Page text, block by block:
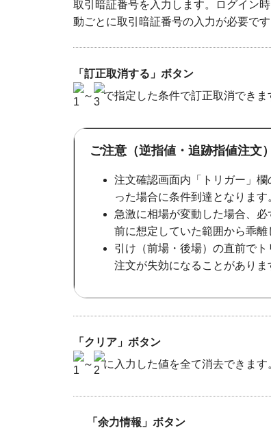
取引暗証番号を入力します。ログイン
動ごとに取引暗証番号の入力が必要です
「訂正取消する」ボタン
～
で指定した条件で訂正取消できま
ご注意（逆指値・追跡指値注文）
注文確認画面内「トリガー」
った場合に条件到達となります
急激に相場が変動した場合、
前に想定していた範囲から乖離
引け（前場・後場）の直前で
注文が失効になることがありま
「クリア」ボタン
～
に入力した値を全て消去できます
「余力情報」ボタン